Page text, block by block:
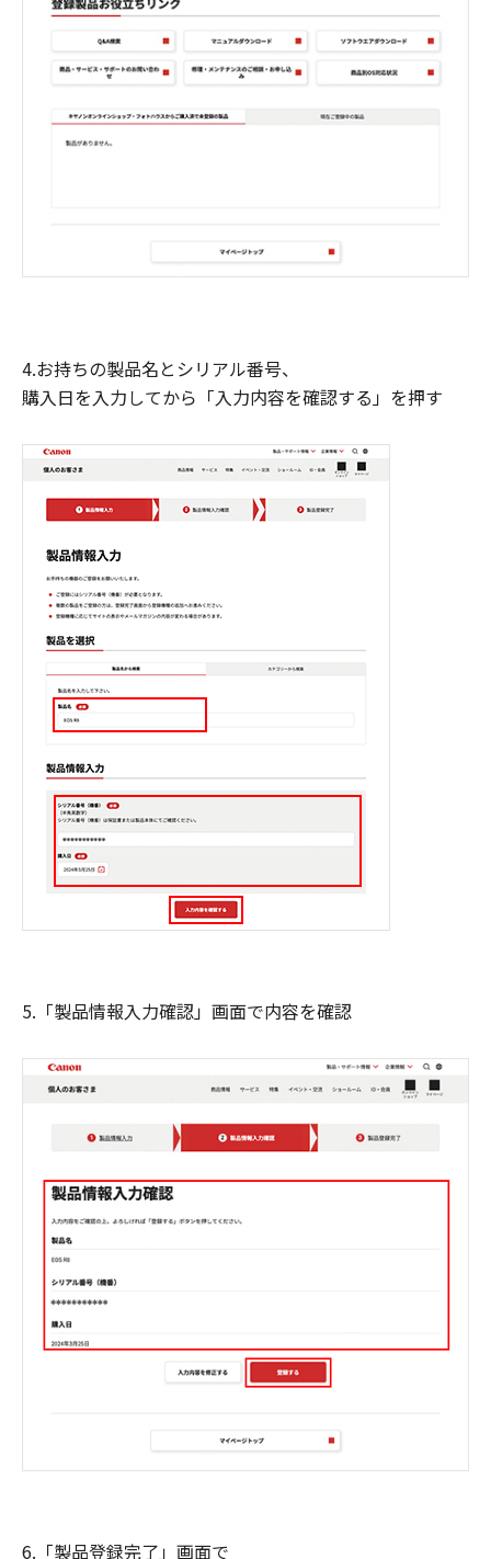
4.お持ちの製品名とシリアル番号、
購入日を入力してから「入力内容を確認する」を押す
5.「製品情報入力確認」画面で内容を確認
6.「製品登録完了」画面で